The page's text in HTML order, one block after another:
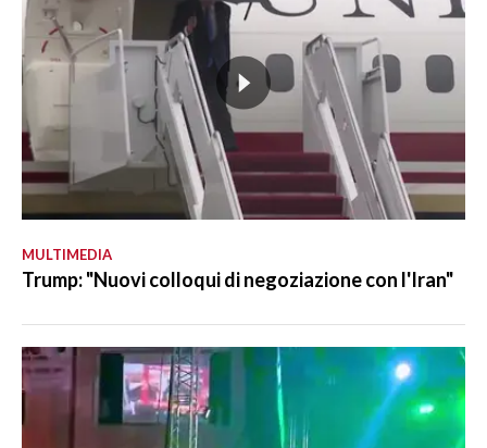
MULTIMEDIA
Trump: "Nuovi colloqui di negoziazione con l'Iran"